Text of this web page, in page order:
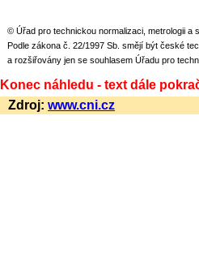
© Úřad pro technickou normalizaci, metrologii a
Podle zákona č. 22/1997 Sb. smějí být české
a rozšiřovány jen se souhlasem Úřadu pro
Konec náhledu - text dále
Zdroj: www.cni.cz